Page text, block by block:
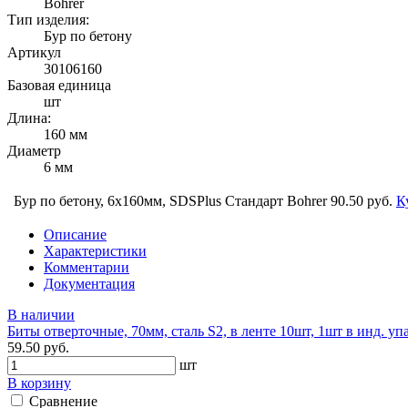
Тип изделия:
Бур по бетону
Артикул
30106160
Базовая единица
шт
Длина:
160 мм
Диаметр
6 мм
Бур по бетону, 6х160мм, SDSPlus Стандарт Bohrer 90.50 руб.
Описание
Характеристики
Комментарии
Документация
В наличии
Биты отверточные, 70мм, сталь S2, в ленте 10шт, 1шт в инд.
59.50 руб.
шт
В корзину
Сравнение